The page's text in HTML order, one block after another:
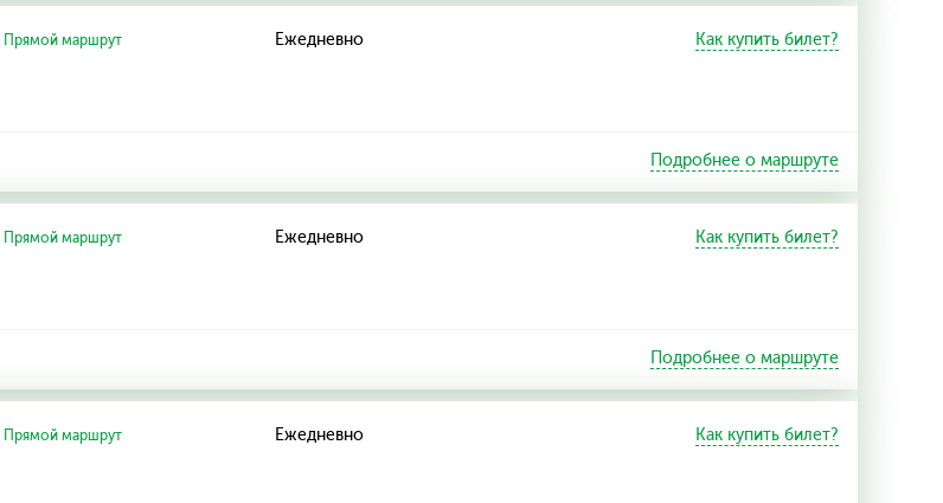
Прямой маршрут Ежедневно Как купить билет?
Подробнее о маршруте
Прямой маршрут Ежедневно Как купить билет?
Подробнее о маршруте
Прямой маршрут Ежедневно Как купить билет?